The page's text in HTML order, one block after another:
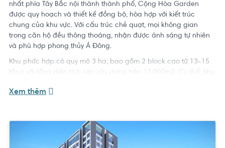
nhất phía Tây Bắc nội thành thành phố, Cộng Hòa Garden
được quy hoạch và thiết kế đồng bộ, hòa hợp với kiết trúc
chung của khu vực. Với cấu trúc chẻ quạt, mọi không gian
trong căn hộ đều thông thoáng, nhận được ánh sáng tự nhiên
và phù hợp phong thủy Á Đông.
Khu phức hợp có quy mô 3 ha, bao gồm 2 block cao từ 13-15
tầng với tổng diện tích sàn xây dựng trên 13.000m2. Cụ thể, khu
thuê, khu văn phòng có quy mô khoảng 15.000m2 và khu
Xem thêm